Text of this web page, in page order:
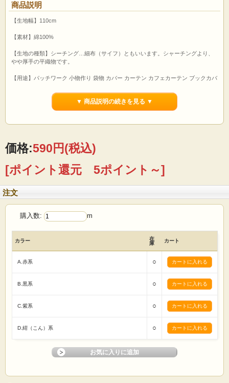
商品説明
【生地幅】110cm
【素材】綿100%
【生地の種類】シーチング…細布（サイフ）ともいいます。シャーチングより、
やや厚手の平織物です。
【用途】パッチワーク 小物作り 袋物 カバー カーテン カフェカーテン ブックカバ
【ご注文前に必ずお読み下さい 】
☆価格は1mです。
とご入力の程 宜しくお願いたします。
☆1点のご注文に対して、基本的に生地はつながった状態で送らせていただきま
☆画面上で見た色と実際の商品の色とは、写真撮影時の光源 またはお客様がお使
いの
パソコンモニターによって、多少異なる場合がございます。ご了承ください。
☆ロット違いで、反が異なると僅かに色・風合いが違う場合がありますので縫製
は
☆商品総額、税込5000円以上お買い上げで全国送料無料です。
(セール商品などは除きます)
まずはお気軽にメール・お電話でお問い合わせください。
▼ 商品説明の続きを見る ▼
価格:590円(税込)
[ポイント還元 5ポイント～]
注文
購入数: m
カラー
在
庫
カート
A.赤系 ○
B.黒系 ○
C.紫系 ○
D.紺（こん）系 ○